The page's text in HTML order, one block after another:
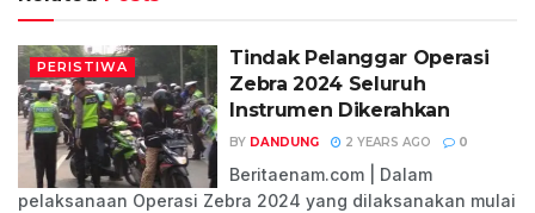
PERISTIWA
Tindak Pelanggar Operasi
Zebra 2024 Seluruh
Instrumen Dikerahkan
BY DANDUNG 2 YEARS AGO 0
Beritaenam.com | Dalam
pelaksanaan Operasi Zebra 2024 yang dilaksanakan mulai